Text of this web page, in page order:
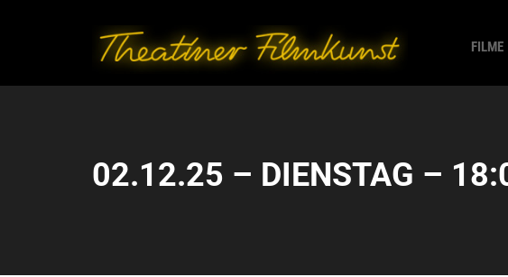
FILME
02.12.25 – DIENSTAG –